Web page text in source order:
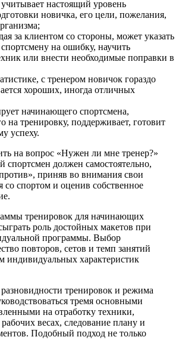
настоящий уровень
новичка, его цели, пожелания,
за клиентом со стороны, может указать
на ошибку, научить
или внести необходимые поправки в
с тренером новичок гораздо
хороших, иногда отличных
начинающего спортсмена,
на тренировку, поддерживает, готовит
успеху.
на вопрос «Нужен ли мне тренер?»
должен самостоятельно,
приняв во внимания свои
со спортом и оценив собственное
тренировок для начинающих
роль достойных макетов при
программы. Выбор
повторов, сетов и темп занятий
индивидуальных характеристик
тренировок и режима
тремя основными
на отработку техники,
весах, следование плану и
Подобный подход не только